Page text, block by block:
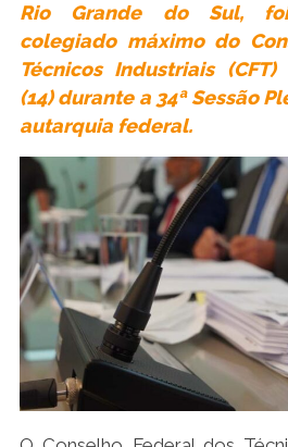
Rio Grande do Sul,
colegiado máximo do
Técnicos Industriais
(14) durante a 34ª Sessão
autarquia federal.